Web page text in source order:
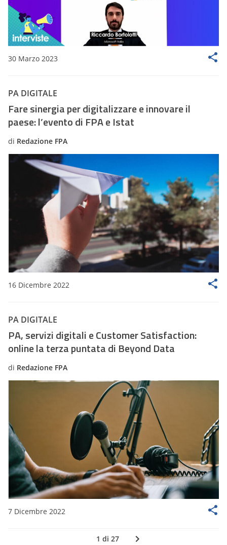
30 Marzo 2023
PA DIGITALE
Fare sinergia per digitalizzare e innovare il
paese: l’evento di FPA e Istat
di Redazione FPA
16 Dicembre 2022
PA DIGITALE
PA, servizi digitali e Customer Satisfaction:
online la terza puntata di Beyond Data
di Redazione FPA
7 Dicembre 2022
1 di 27